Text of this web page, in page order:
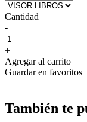
Cantidad
-
+
Agregar al carrito
Guardar en favoritos
También te